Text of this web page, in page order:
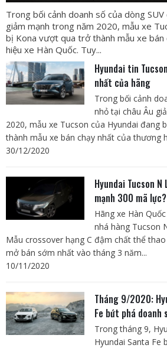
Trong bối cảnh doanh số của dòng SUV
giảm mạnh trong năm 2020, mẫu xe
bị Kona vượt qua trở thành mẫu xe
hiệu xe Hàn Quốc. Tuy...
Hyundai tin
nhất của hãng
Trong bối cảnh
nhỏ tại châu Âu
2020, mẫu xe Tucson của Hyundai đang
thành mẫu xe bán chạy nhất của thương
30/12/2020
Hyundai Tucson
mạnh 300 mã lực?
Hãng xe Hàn
nhá hàng Tucson
Mẫu crossover hạng C đậm chất thể
mở bán sớm nhất vào tháng 3 năm...
10/11/2020
Tháng 9/2020:
Fe bứt phá doanh
Trong tháng 9,
Hyundai Santa Fe